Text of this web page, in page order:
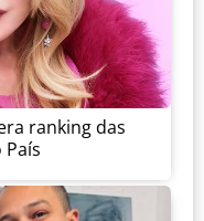
ranking das
País